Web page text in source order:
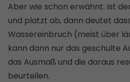
Aber wie schon erwähnt: Ist
und platzt ab, dann deutet
Wassereinbruch (meist über
kann dann nur das geschulte
das Ausmaß und die daraus
beurteilen.